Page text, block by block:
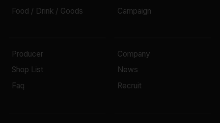
Food / Drink / Goods
Campaign
Producer
Shop List
Faq
Company
News
Recruit